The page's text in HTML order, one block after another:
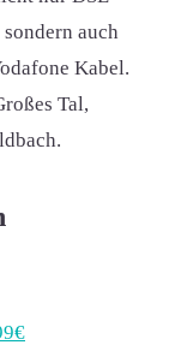
auch
Kabel.
Tal,